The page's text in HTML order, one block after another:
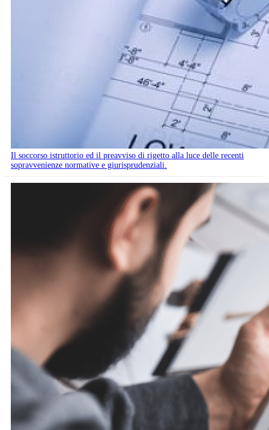
Il soccorso istruttorio ed il preavviso di rigetto alla luce delle recenti
sopravvenienze normative e giurisprudenziali.